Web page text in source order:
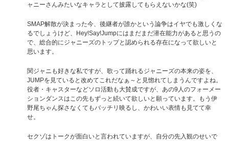
ャニーさんみたいなキャラとして披露してもらえないかな(笑)
SMAP解散が決まった今、後継者が誰かという論争はイヤでも激しくな
るでしょうけど、Hey!Say!Jumpにはまだまだ潜在能力があると思うの
で、総合的にジャニーズのトップと認められる存在になって欲しいと
思います。
関ジャニも好きな私ですが、歌って踊れるジャニーズの本来の姿を、
JUMPを見ていると改めてこれだなぁ～と見惚れてしまうんですよね。
役者・キャスターなどソロ活動も大賛成ですが、あの9人のフォーメー
ションダンスはこの先もずっと続いて欲しいと願っています。もう伊
野尾ちゃん探さなくてもバッチリ映るし、かわいい表情も見てて幸
せ。
セクゾはトークが面白いと言われていますが、自分の先入観のせいで